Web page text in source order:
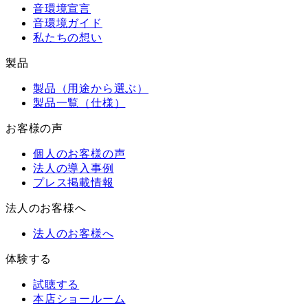
音環境宣言
音環境ガイド
私たちの想い
製品
製品（用途から選ぶ）
製品一覧（仕様）
お客様の声
個人のお客様の声
法人の導入事例
プレス掲載情報
法人のお客様へ
法人のお客様へ
体験する
試聴する
本店ショールーム